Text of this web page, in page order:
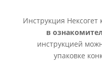
Инструкция
в
инструкцией
упаковке